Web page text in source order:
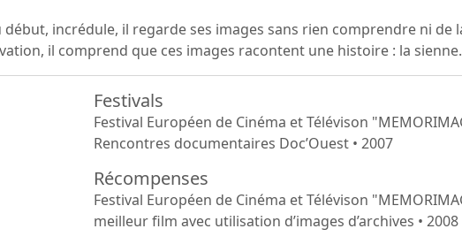
incrédule, il regarde ses images sans rien comprendre ni de
il comprend que ces images racontent une histoire : la sienne.
Festivals
Festival Européen de Cinéma et Télévison
Rencontres documentaires Doc’Ouest • 2007
Récompenses
Festival Européen de Cinéma et Télévison
meilleur film avec utilisation d’images d’archives • 2008